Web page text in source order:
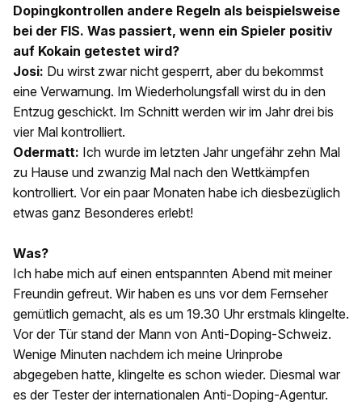
Dopingkontrollen andere Regeln als beispielsweise
bei der FIS. Was passiert, wenn ein Spieler positiv
auf Kokain getestet wird?
Josi: Du wirst zwar nicht gesperrt, aber du bekommst
eine Verwarnung. Im Wiederholungsfall wirst du in den
Entzug geschickt. Im Schnitt werden wir im Jahr drei bis
vier Mal kontrolliert.
Odermatt: Ich wurde im letzten Jahr ungefähr zehn Mal
zu Hause und zwanzig Mal nach den Wettkämpfen
kontrolliert. Vor ein paar Monaten habe ich diesbezüglich
etwas ganz Besonderes erlebt!
Was?
Ich habe mich auf einen entspannten Abend mit meiner
Freundin gefreut. Wir haben es uns vor dem Fernseher
gemütlich gemacht, als es um 19.30 Uhr erstmals klingelte.
Vor der Tür stand der Mann von Anti-Doping-Schweiz.
Wenige Minuten nachdem ich meine Urinprobe
abgegeben hatte, klingelte es schon wieder. Diesmal war
es der Tester der internationalen Anti-Doping-Agentur.